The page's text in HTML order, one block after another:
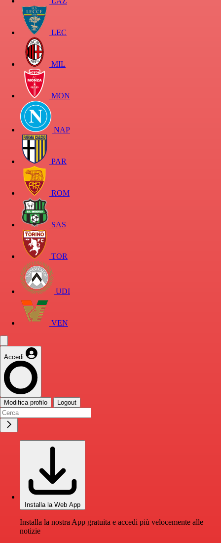
LEC
MIL
MON
NAP
PAR
ROM
SAS
TOR
UDI
VEN
Accedi
Modifica profilo Logout
Installa la Web App
Installa la nostra App gratuita e accedi più velocemente alle
notizie